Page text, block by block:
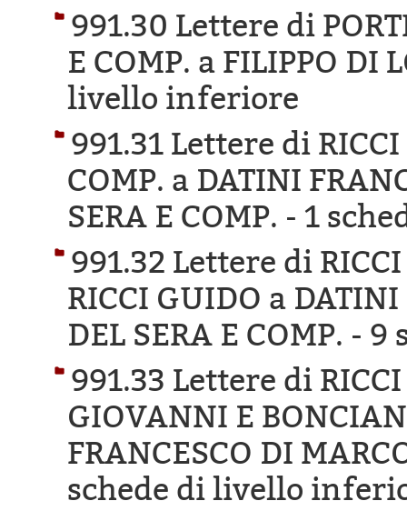
991.30 Lettere di
E COMP. a FILIPPO DI
livello inferiore
991.31 Lettere di
COMP. a DATINI
SERA E COMP. - 1
991.32 Lettere di
RICCI GUIDO a DATINI
DEL SERA E COMP. - 9
991.33 Lettere di
GIOVANNI E
FRANCESCO DI
schede di livello